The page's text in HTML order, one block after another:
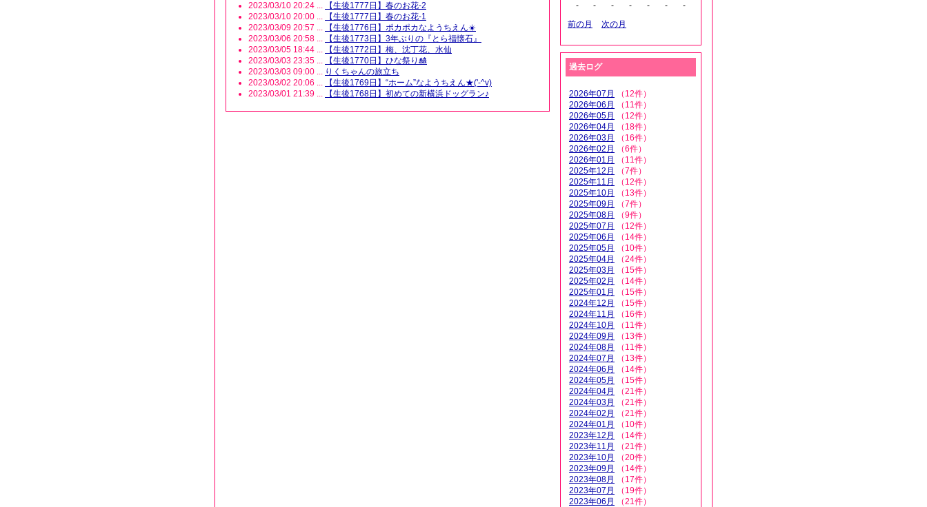
2023/03/10 20:24 ...
【生後1777日】春のお花-2
2023/03/10 20:00 ...
【生後1777日】春のお花-1
2023/03/09 20:57 ...
【生後1776日】ポカポカなようちえん☀️
2023/03/06 20:58 ...
【生後1773日】3年ぶりの『とら福懐石』
2023/03/05 18:44 ...
【生後1772日】梅、沈丁花、水仙
2023/03/03 23:35 ...
【生後1770日】ひな祭り🎎
2023/03/03 09:00 ... りくちゃんの旅立ち
2023/03/02 20:06 ...
【生後1769日】“ホーム”なようちえん★('-^v)
2023/03/01 21:39 ...
【生後1768日】初めての新横浜ドッグラン♪
-
- - - - -
-
前の月
次の月
過去ログ
2026年07月
（12件）
2026年06月
（11件）
2026年05月
（12件）
2026年04月
（18件）
2026年03月
（16件）
2026年02月
（6件）
2026年01月
（11件）
2025年12月
（7件）
2025年11月
（12件）
2025年10月
（13件）
2025年09月
（7件）
2025年08月
（9件）
2025年07月
（12件）
2025年06月
（14件）
2025年05月
（10件）
2025年04月
（24件）
2025年03月
（15件）
2025年02月
（14件）
2025年01月
（15件）
2024年12月
（15件）
2024年11月
（16件）
2024年10月
（11件）
2024年09月
（13件）
2024年08月
（11件）
2024年07月
（13件）
2024年06月
（14件）
2024年05月
（15件）
2024年04月
（21件）
2024年03月
（21件）
2024年02月
（21件）
2024年01月
（10件）
2023年12月
（14件）
2023年11月
（21件）
2023年10月
（20件）
2023年09月
（14件）
2023年08月
（17件）
2023年07月
（19件）
2023年06月
（21件）